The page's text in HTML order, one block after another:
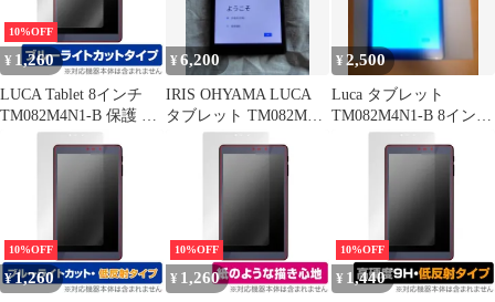
ンド機能 角度調整
PCduoduo （ダークブ
10%OFF
¥ 1,260
LUCA Tablet 8インチ
TM082M4N1-B 保護 フ
ィルム OverLay Eye
Protector for アイリス
タブレット ルカ 目に優
¥6,200
IRIS OHYAMA LUCA
タブレット TM082M4
¥ 2,500
Luca タブレット
TM082M4N1-B 8インチ
タッチパネル不良
10%OFF
¥1,260
10%OFF
¥ 1,260
10%OFF
¥ 1,440